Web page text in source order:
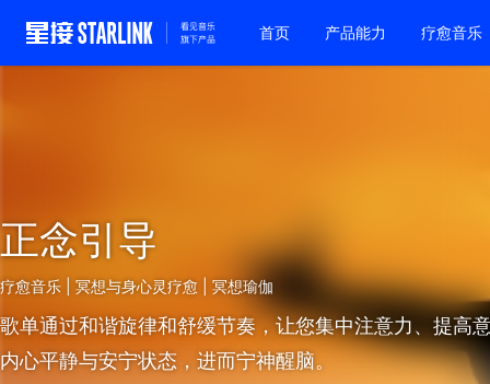
首页 产品能力 疗愈音乐
正念引导
疗愈音乐 | 冥想与身心灵疗愈 | 冥想瑜伽
歌单通过和谐旋律和舒缓节奏，让您集中注意力、提高
内心平静与安宁状态，进而宁神醒脑。